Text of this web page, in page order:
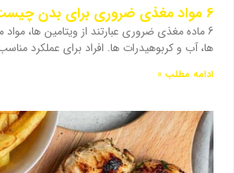
6 مواد مغذی ضروری برای بدن چیست؟
6 ماده مغذی ضروری عبارتند از ویتامین ها،
ها، آب و کربوهیدرات ها. افراد برای عملکرد
ادامه مطلب »